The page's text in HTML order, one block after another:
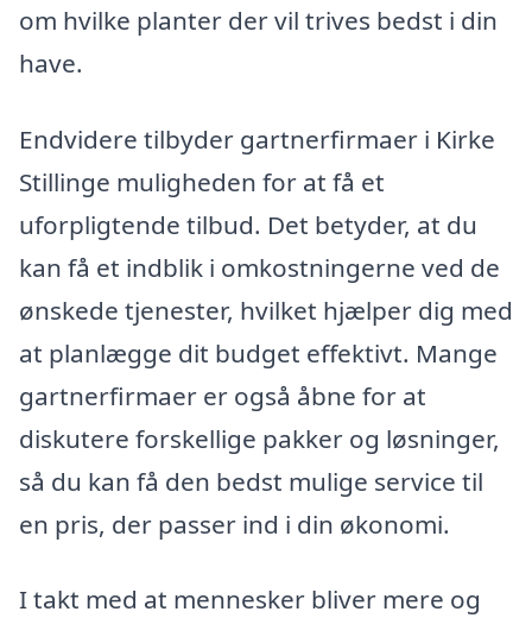
om hvilke planter der vil trives bedst i din
have.
Endvidere tilbyder gartnerfirmaer i Kirke
Stillinge muligheden for at få et
uforpligtende tilbud. Det betyder, at du
kan få et indblik i omkostningerne ved de
ønskede tjenester, hvilket hjælper dig med
at planlægge dit budget effektivt. Mange
gartnerfirmaer er også åbne for at
diskutere forskellige pakker og løsninger,
så du kan få den bedst mulige service til
en pris, der passer ind i din økonomi.
I takt med at mennesker bliver mere og